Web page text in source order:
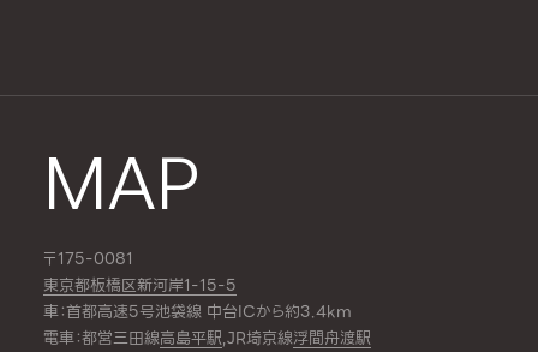
MAP
〒175-0081
東京都板橋区新河岸1-15-5
車：首都高速5号池袋線 中台ICから約3.4km
電車：都営三田線高島平駅,JR埼京線浮間舟渡駅